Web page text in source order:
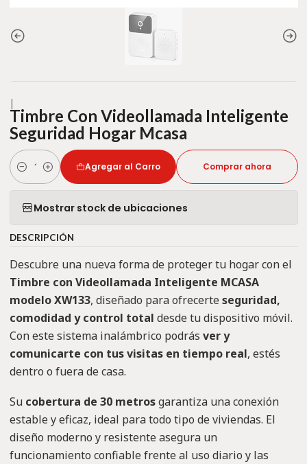
|
Timbre Con Videollamada Inteligente
Seguridad Hogar Mcasa
Cantidad
Agregar al Carro Comprar ahora
Mostrar stock de ubicaciones
DESCRIPCIÓN
Descubre una nueva forma de proteger tu hogar con el
Timbre con Videollamada Inteligente MCASA
modelo XW133, diseñado para ofrecerteseguridad,
comodidad y control total desde tu dispositivo móvil.
Con este sistema inalámbrico podrás ver y
comunicarte con tus visitas en tiempo real, estés
dentro o fuera de casa.
Su cobertura de 30 metrosgarantiza una conexión
estable y eficaz, ideal para todo tipo de viviendas. El
diseño moderno y resistente asegura un
funcionamiento confiable frente al uso diario y las